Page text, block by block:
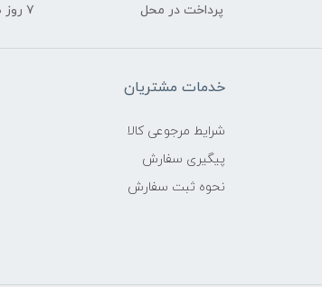
پرداخت در محل ۷ روز ضمانت بازگشت
خدمات مشتریان
شرایط مرجوعی کالا
پیگیری سفارش
نحوه ثبت سفارش